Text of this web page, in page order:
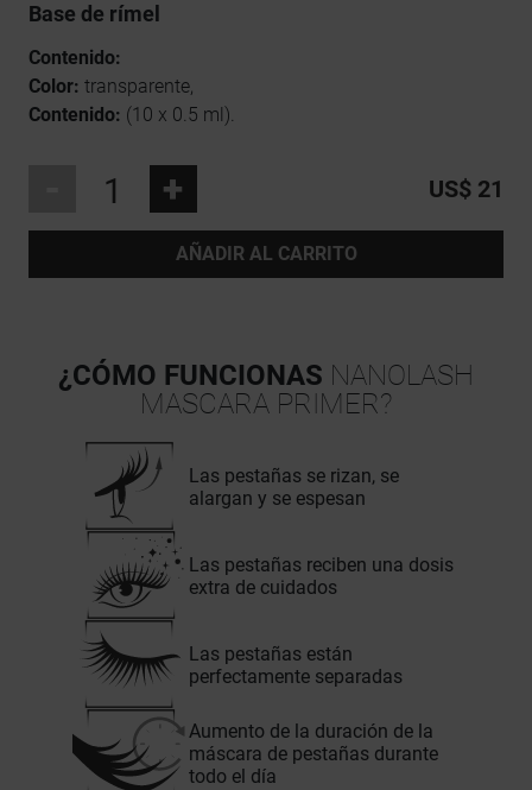
Base de rímel
Contenido:
Color: transparente,
Contenido: (10 x 0.5 ml).
+ US$ 21
AÑADIR AL CARRITO
¿CÓMO FUNCIONAS NANOLASH
MASCARA PRIMER?
Las pestañas se rizan, se
alargan y se espesan
Las pestañas reciben una dosis
extra de cuidados
Las pestañas están
perfectamente separadas
Aumento de la duración de la
máscara de pestañas durante
todo el día